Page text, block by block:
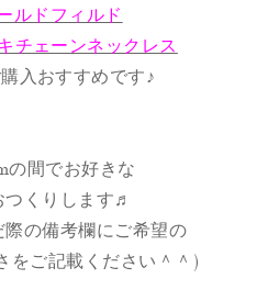
ルドフィルド
チェーンネックレス
入おすすめです♪
の間でお好きな
つくりします♬
際の備考欄にご希望の
をご記載ください＾＾)